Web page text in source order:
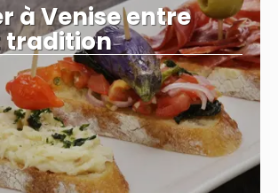
à Venise entre
tradition